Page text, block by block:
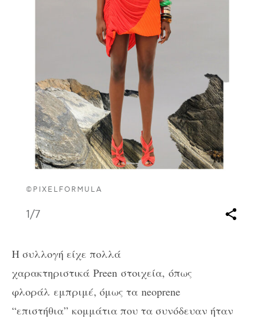
©PIXELFORMULA
1/7
Η συλλογή είχε πολλά
χαρακτηριστικά Preen στοιχεία, όπως
φλοράλ εμπριμέ, όμως τα neoprene
“επιστήθια” κομμάτια που τα συνόδευαν ήταν